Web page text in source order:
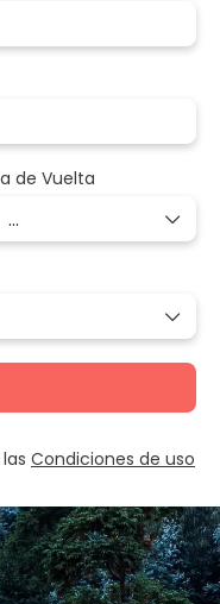
de Vuelta
Condiciones de uso